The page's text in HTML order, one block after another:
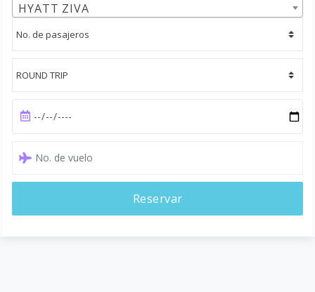
HYATT ZIVA
Reservar